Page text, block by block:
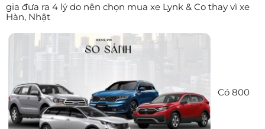
gia đưa ra 4 lý do nên chọn mua xe Lynk & Co thay vì xe
Hàn, Nhật
Có 800